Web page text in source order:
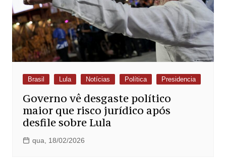
Brasil Lula Notícias Política Presidencia
Governo vê desgaste político
maior que risco jurídico após
desfile sobre Lula
qua, 18/02/2026